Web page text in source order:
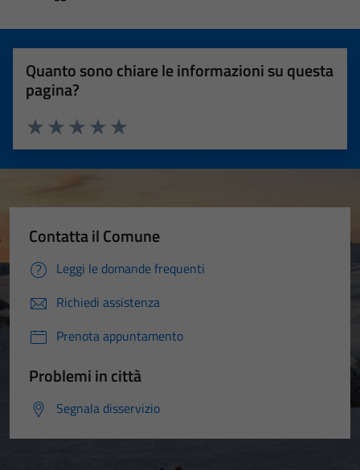
Quanto sono chiare le informazioni su questa
pagina?
Valuta 5 stelle su 5
Valuta 4 stelle su 5
Valuta 3 stelle su 5
Valuta 2 stelle su 5
Valuta 1 stelle su 5
Contatta il Comune
Leggi le domande frequenti
Richiedi assistenza
Prenota appuntamento
Problemi in città
Segnala disservizio